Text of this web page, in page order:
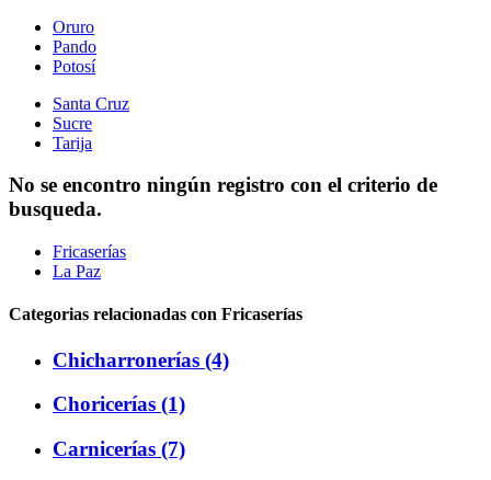
Oruro
Pando
Potosí
Santa Cruz
Sucre
Tarija
No se encontro ningún registro con el criterio de
busqueda.
Fricaserías
La Paz
Categorias relacionadas con Fricaserías
Chicharronerías (4)
Choricerías (1)
Carnicerías (7)